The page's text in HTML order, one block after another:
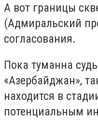
А вот границы
(Адмиральский
согласования.
Пока туманна
«Азербайджан»,
находится в
потенциальным